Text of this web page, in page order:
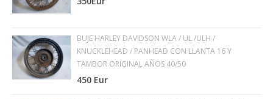
BUJE HARLEY DAVIDSON WLA / UL /ULH /
KNUCKLEHEAD / PANHEAD CON LLANTA 16 Y
TAMBOR ORIGINAL AÑOS 40/50
450 Eur